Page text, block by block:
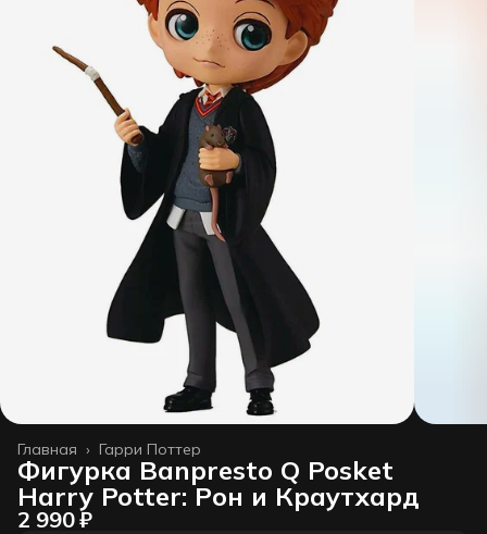
Гарри Поттер
Главная ›
Фигурка Banpresto Q Posket
Harry Potter: Рон и Краутхард
2 990 ₽